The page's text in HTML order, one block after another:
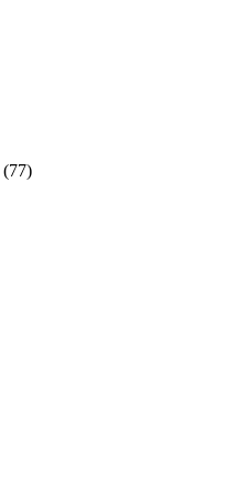
(77)